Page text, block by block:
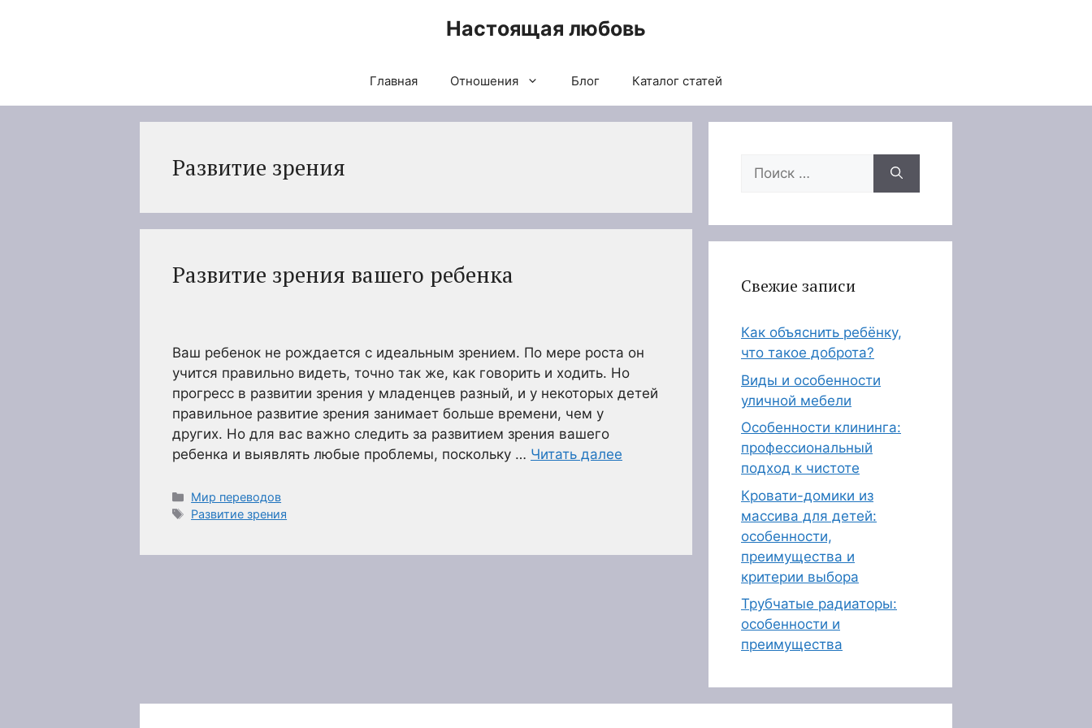
Настоящая любовь
Главная Отношения Блог Каталог статей
Развитие зрения
Развитие зрения вашего ребенка
Ваш ребенок не рождается с идеальным зрением. По мере роста он
учится правильно видеть, точно так же, как говорить и ходить. Но
прогресс в развитии зрения у младенцев разный, и у некоторых детей
правильное развитие зрения занимает больше времени, чем у
других. Но для вас важно следить за развитием зрения вашего
ребенка и выявлять любые проблемы, поскольку … Читать далее
Рубрики
Мир переводов
Метки
Развитие зрения
Поиск:
Свежие записи
Как объяснить ребёнку,
что такое доброта?
Виды и особенности
уличной мебели
Особенности клининга:
профессиональный
подход к чистоте
Кровати-домики из
массива для детей:
особенности,
преимущества и
критерии выбора
Трубчатые радиаторы:
особенности и
преимущества